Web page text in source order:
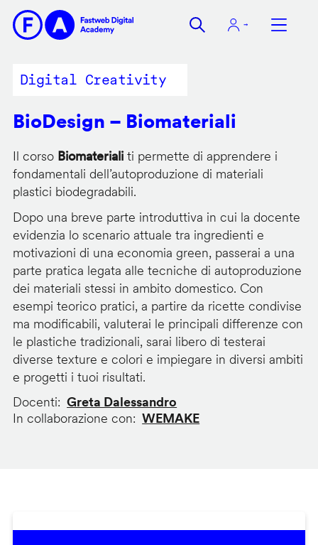
contenuto
Digital Creativity
BioDesign – Biomateriali
Il corso Biomaterialiti permette di apprendere i
fondamentali dell’autoproduzione di materiali
plastici biodegradabili.
Dopo una breve parte introduttiva in cui la docente
evidenzia lo scenario attuale tra ingredienti e
motivazioni di una economia green, passerai a una
parte pratica legata alle tecniche di autoproduzione
dei materiali stessi in ambito domestico. Con
esempi teorico pratici, a partire da ricette condivise
ma modificabili, valuterai le principali differenze con
le plastiche tradizionali, sarai libero di testerai
diverse texture e colori e impiegare in diversi ambiti
e progetti i tuoi risultati.
Docenti
Greta Dalessandro
In collaborazione con
WEMAKE